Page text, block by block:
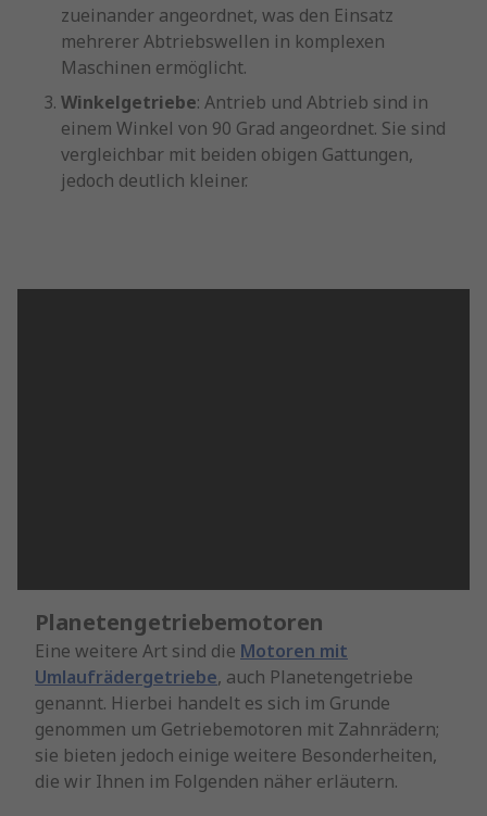
zueinander angeordnet, was den Einsatz
mehrerer Abtriebswellen in komplexen
Maschinen ermöglicht.
Winkelgetriebe: Antrieb und Abtrieb sind in
einem Winkel von 90 Grad angeordnet. Sie sind
vergleichbar mit beiden obigen Gattungen,
jedoch deutlich kleiner.
Planetengetriebemotoren
Eine weitere Art sind die Motoren mit
Umlaufrädergetriebe, auch Planetengetriebe
genannt. Hierbei handelt es sich im Grunde
genommen um Getriebemotoren mit Zahnrädern;
sie bieten jedoch einige weitere Besonderheiten,
die wir Ihnen im Folgenden näher erläutern.